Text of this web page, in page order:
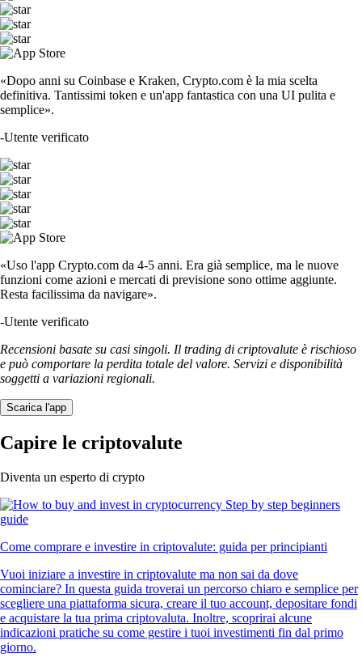
«Dopo anni su Coinbase e Kraken, Crypto.com è la mia scelta
definitiva. Tantissimi token e un'app fantastica con una UI pulita e
semplice».
-Utente verificato
«Uso l'app Crypto.com da 4-5 anni. Era già semplice, ma le nuove
funzioni come azioni e mercati di previsione sono ottime aggiunte.
Resta facilissima da navigare».
-Utente verificato
Recensioni basate su casi singoli. Il trading di criptovalute è rischioso
e può comportare la perdita totale del valore. Servizi e disponibilità
soggetti a variazioni regionali.
Scarica l'app
Capire le criptovalute
Diventa un esperto di crypto
Come comprare e investire in criptovalute: guida per principianti
Vuoi iniziare a investire in criptovalute ma non sai da dove
cominciare? In questa guida troverai un percorso chiaro e semplice per
scegliere una piattaforma sicura, creare il tuo account, depositare fondi
e acquistare la tua prima criptovaluta. Inoltre, scoprirai alcune
indicazioni pratiche su come gestire i tuoi investimenti fin dal primo
giorno.